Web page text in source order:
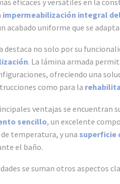
impermeabilización integral
acabado uniforme que se
destaca no solo por su
. La lámina armada
ofreciendo una
como para la
ventajas se encuentran
sencillo, un excelente
temperatura, y una superficie
el baño.
se suman otros aspectos